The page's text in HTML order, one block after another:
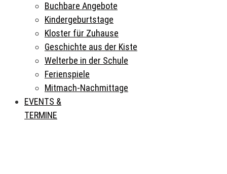
Buchbare Angebote
Kindergeburtstage
Kloster für Zuhause
Geschichte aus der Kiste
Welterbe in der Schule
Ferienspiele
Mitmach-Nachmittage
EVENTS &
TERMINE